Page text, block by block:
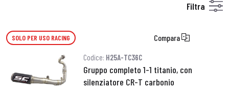
Filtra
SOLO PER USO RACING Compara
Codice: H25A-TC36C
Gruppo completo 1-1 titanio, con
silenziatore CR-T carbonio